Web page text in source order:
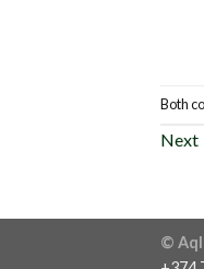
Both
Next
©